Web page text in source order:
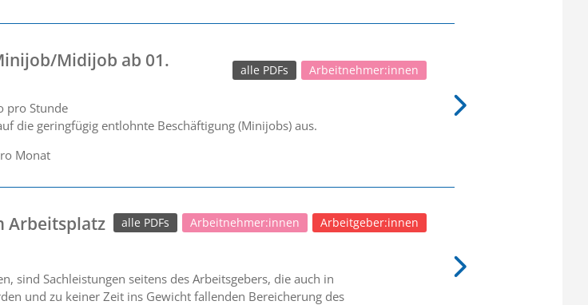
Midijob ab 01.
Arbeitnehmer:innen
alle PDFs
pro Stunde
die geringfügig entlohnte Beschäftigung (Minijobs) aus.
Monat
Arbeitsplatz Arbeitgeber:innen
Arbeitnehmer:innen
alle PDFs
sind Sachleistungen seitens des Arbeitsgebers, die auch in
und zu keiner Zeit ins Gewicht fallenden Bereicherung des